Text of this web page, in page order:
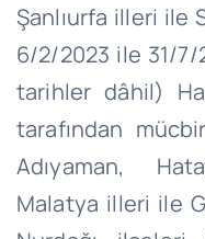
Şanlıurfa illeri ile
6/2/2023 ile 31/
tarihler dâhil)
tarafından
Adıyaman,
Malatya illeri ile